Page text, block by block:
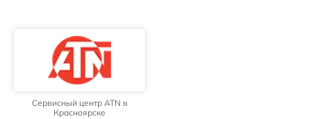
Сервисный центр ATN в
Красноярске